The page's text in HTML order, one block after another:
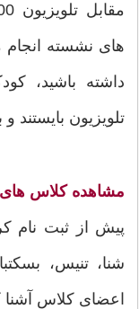
های نشسته انجام
داشته باشید،
تلویزیون بایستند
مشاهده کلاس
پیش از ثبت نام
شنا، تنیس،
اعضای کلاس